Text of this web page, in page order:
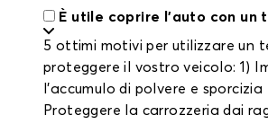
È utile coprire l'auto con un
5 ottimi motivi per utilizzare un
proteggere il vostro veicolo: 1)
l'accumulo di polvere e sporcizia
Proteggere la carrozzeria dai